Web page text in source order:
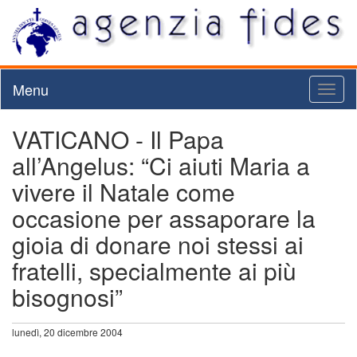
Menu
VATICANO - Il Papa
all’Angelus: “Ci aiuti Maria a
vivere il Natale come
occasione per assaporare la
gioia di donare noi stessi ai
fratelli, specialmente ai più
bisognosi”
lunedì, 20 dicembre 2004